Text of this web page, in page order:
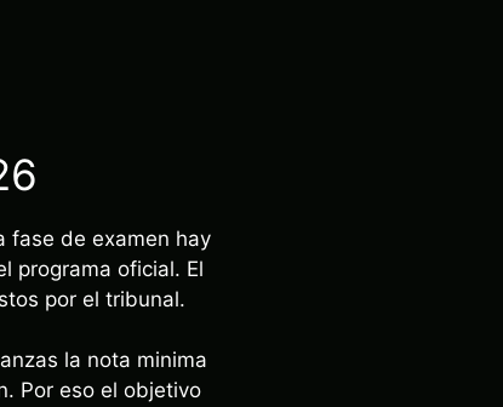
fase de examen hay
programa oficial. El
por el tribunal.
la nota minima
Por eso el objetivo